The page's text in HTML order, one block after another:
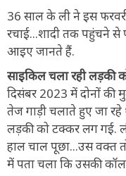
36 साल के ली ने इस
रचाई...शादी तक पहुंचने से
आइए जानते हैं.
साइकिल चला रही लड़की
दिसंबर 2023 में दोनों की
तेज गाड़ी चलाते हुए जा
लड़की को टक्कर लग गई.
हाल चाल पूछा...उस वक्त
में पता चला कि उसकी